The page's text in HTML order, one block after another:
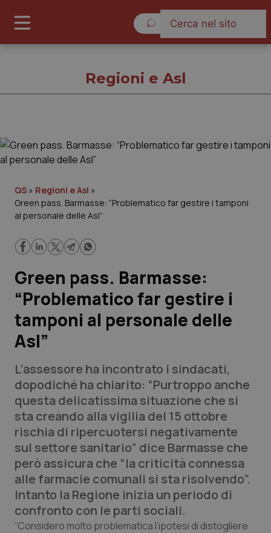
Governo e Parlamento
Regioni e Asl
Lavoro e Professioni
Scienza e Farmaci
Studi e Analisi
Lettere al direttore
Edizioni Regionali
QS Pro
Professionisti Sanitari.AI
Abruzzo
Basilicata
QS Pro Gold
Artrite & artrosi
QS Club Newsletter
Regioni e Asl
QS » Regioni e Asl »
Green pass. Barmasse: “Problematico far gestire i tamponi
al personale delle Asl”
Green pass. Barmasse:
“Problematico far gestire i
tamponi al personale delle
Asl”
L’assessore ha incontrato i sindacati,
dopodiché ha chiarito: “Purtroppo anche
questa delicatissima situazione che si
sta creando alla vigilia del 15 ottobre
rischia di ripercuotersi negativamente
sul settore sanitario” dice Barmasse che
però assicura che “la criticità connessa
alle farmacie comunali si sta risolvendo”.
Intanto la Regione inizia un periodo di
confronto con le parti sociali.
“Considero molto problematica l’ipotesi di distogliere